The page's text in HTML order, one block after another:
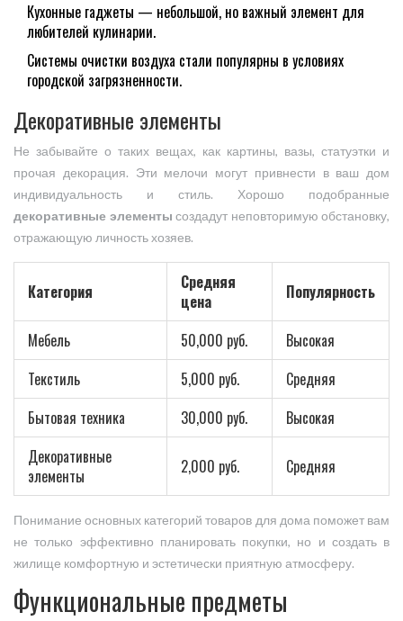
Кухонные гаджеты — небольшой, но важный элемент для
любителей кулинарии.
Системы очистки воздуха стали популярны в условиях
городской загрязненности.
Декоративные элементы
Не забывайте о таких вещах, как картины, вазы, статуэтки и
прочая декорация. Эти мелочи могут привнести в ваш дом
индивидуальность и стиль. Хорошо подобранные
декоративные элементы создадут неповторимую обстановку,
отражающую личность хозяев.
Категория
Средняя
цена
Популярность
Мебель 50,000 руб.
Высокая
Текстиль
5,000 руб.
Средняя
Бытовая техника
30,000 руб.
Высокая
Декоративные
элементы
2,000 руб. Средняя
Понимание основных категорий товаров для дома поможет вам
не только эффективно планировать покупки, но и создать в
жилище комфортную и эстетически приятную атмосферу.
Функциональные предметы